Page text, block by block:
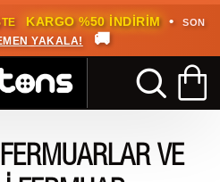
KARGO BEDAVA! •
HEMEN
🚚
VE